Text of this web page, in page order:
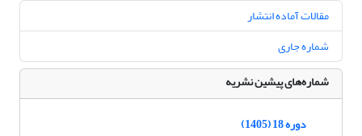
مقالات آماده انتشار
شماره جاری
شماره‌های پیشین نشریه
دوره 18 (1405)